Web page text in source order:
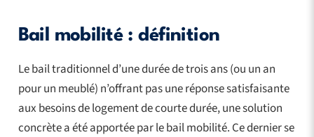
Bail mobilité : définition
Le bail traditionnel d’une durée de trois ans (ou un an
pour un meublé) n’offrant pas une réponse satisfaisante
aux besoins de logement de courte durée, une solution
concrète a été apportée par le bail mobilité. Ce dernier se